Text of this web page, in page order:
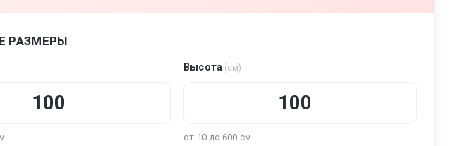
РАЗМЕРЫ
Высота (см)
от 10 до 600 см